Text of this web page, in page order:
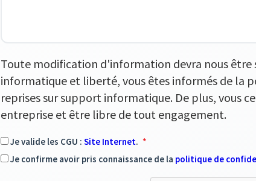
Toute modification d'information devra nous être
informatique et liberté, vous êtes informés de la
reprises sur support informatique. De plus, vous
entreprise et être libre de tout engagement.
Je valide les CGU : Site Internet.
Je confirme avoir pris connaissance de la politique de